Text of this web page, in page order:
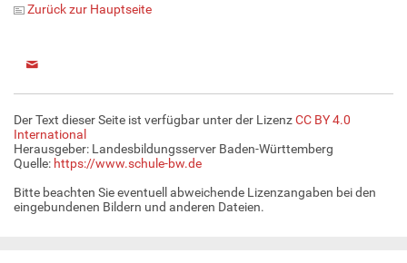
Zurück zur Hauptseite
Der Text dieser Seite ist verfügbar unter der LizenzCC BY 4.0
International
Herausgeber: Landesbildungsserver Baden-Württemberg
Quelle: https://www.schule-bw.de
Bitte beachten Sie eventuell abweichende Lizenzangaben bei den
eingebundenen Bildern und anderen Dateien.